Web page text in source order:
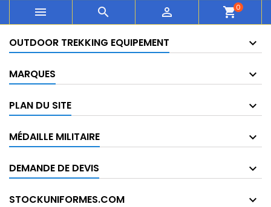
   shopping_cart0
OUTDOOR TREKKING EQUIPEMENT
MARQUES
PLAN DU SITE
MÉDAILLE MILITAIRE
DEMANDE DE DEVIS
STOCKUNIFORMES.COM